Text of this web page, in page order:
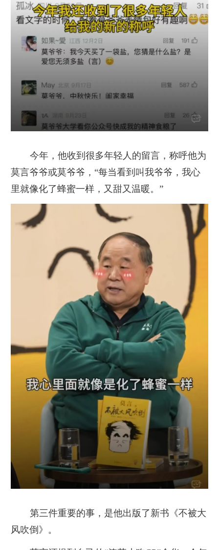
今年，他收到很多年轻人的留言，称呼他为
莫言爷爷或莫爷爷，“每当看到叫我爷爷，我心
里就像化了蜂蜜一样，又甜又温暖。”
第三件重要的事，是他出版了新书《不被大
风吹倒》。